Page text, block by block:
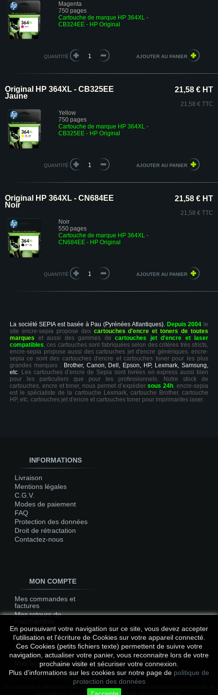
Magenta
750 pages
Cartouche de marque HP 364XL -
CB324EE - HP Original
QUANTITÉ
Original HP 364XL - CB325EE
Jaune
Yellow
750 pages
Cartouche de marque HP 364XL -
CB325EE - HP Original
21,58 € HT
21,58 € TTC
QUANTITÉ
Original HP 364XL - CN684EE
Noir
Noir
550 pages
Cartouche de marque HP 364XL -
CN684EE - HP Original
21,58 € HT
21,58 € TTC
QUANTITÉ
La société SEPIA est basée à Pau (Pyrénées Atlantiques). Depuis 2004 le
site encre-sepia propose des cartouches d'encre et toners de toutes
marques et aussi des gammes de cartouches jet d'encre et laser
compatibles, ces cartouches sont fabriquées selon des critères très stricts,
encre-sepia propose aussi des cartouches jet d'encre génériques. encre-
sepia ce sont des cartouches d'encre et cartouches toner pour les plus
grandes marques : Brother, Canon, Dell, Epson, HP, Lexmark, Samsung,
etc. Les cartouches d’encre de Sepia sont livrées en express aussi bien
pour les particuliers que pour les professionnels. Notre stock de
cartouches, encre et toner, nous permet d’expédiersous 24h. encre-sepia
est le spécialiste de la cartouche Lexmark, cartouche Brother, cartouche
HP, etc. cartouches jet d'encre et cartouches toner pour imprimantes laser.
INFORMATIONS
Livraison
Mentions légales
C.G.V.
Modes de paiement
FAQ
Protection des données
Droit de rétractation
Contactez-nous
Les marques et références citées restent la propriété de leurs constructeurs respectifs et
sont utilisées à seule fin de faciliter l'identification des produits.
MON COMPTE
Mes commandes et
factures
Mes retours de
Mes avoirs
Mes adresses
Mes informations
personnelles
Mes bons de réduction
En poursuivant votre navigation sur ce site, vous devez accepter
l’utilisation et l'écriture de Cookies sur votre appareil connecté.
Ces Cookies (petits fichiers texte) permettent de suivre votre
navigation, actualiser votre panier, vous reconnaitre lors de votre
prochaine visite et sécuriser votre connexion.
Plus d'informations sur les cookies sur notre page de politique de
protection des données